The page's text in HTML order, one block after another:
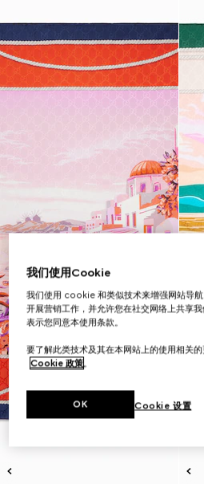
我们使用Cookie
我们使用 cookie 和类似技术来增强网站导
开展营销工作，并允许您在社交网络上共享
表示您同意本使用条款。
要了解此类技术及其在本网站上的使用相关
Cookie 政策。
Cookie 设置
OK